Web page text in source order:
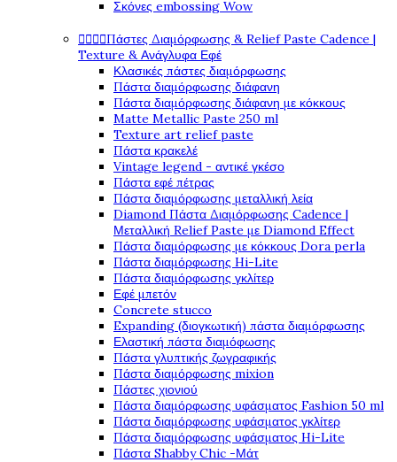
Σκόνες embossing Wow
Πάστες Διαμόρφωσης & Relief Paste Cadence |
Texture & Ανάγλυφα Εφέ
Κλασικές πάστες διαμόρφωσης
Πάστα διαμόρφωσης διάφανη
Πάστα διαμόρφωσης διάφανη με κόκκους
Matte Metallic Paste 250 ml
Texture art relief paste
Πάστα κρακελέ
Vintage legend - αντικέ γκέσο
Πάστα εφέ πέτρας
Πάστα διαμόρφωσης μεταλλική λεία
Diamond Πάστα Διαμόρφωσης Cadence |
Μεταλλική Relief Paste με Diamond Effect
Πάστα διαμόρφωσης με κόκκους Dora perla
Πάστα διαμόρφωσης Hi-Lite
Πάστα διαμόρφωσης γκλίτερ
Εφέ μπετόν
Concrete stucco
Expanding (διογκωτική) πάστα διαμόρφωσης
Ελαστική πάστα διαμόφωσης
Πάστα γλυπτικής ζωγραφικής
Πάστα διαμόρφωσης mixion
Πάστες χιονιού
Πάστα διαμόρφωσης υφάσματος Fashion 50 ml
Πάστα διαμόρφωσης υφάσματος γκλίτερ
Πάστα διαμόρφωσης υφάσματος Hi-Lite
Πάστα Shabby Chic -Μάτ